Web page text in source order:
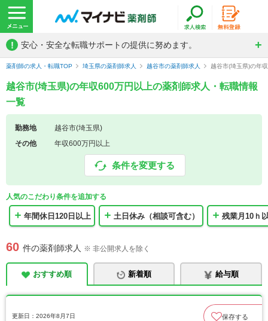
! 安心・安全な転職サポートの提供に努めます。
薬剤師の求人・転職TOP 埼玉県の薬剤師求人 越谷市の薬剤師求人 越谷市(埼玉県)の年
越谷市(埼玉県)の年収600万円以上の薬剤師求人・転職情報
一覧
勤務地
越谷市(埼玉県)
その他
年収600万円以上
条件を変更する
人気のこだわり条件を追加する
年間休日120日以上 土日休み（相談可含む） 残業月10ｈ
60 件の薬剤師求人 ※ 非公開求人を除く
おすすめ順 新着順 給与順
更新日：2026年8月7日 保存する